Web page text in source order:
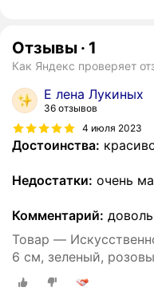
Отзывы · 1
Как Яндекс проверяет
E лена Лукиных
36 отзывов
4 июля 2023
Достоинства:
Недостатки: очень
Комментарий:
Товар —
6 см, зеленый,